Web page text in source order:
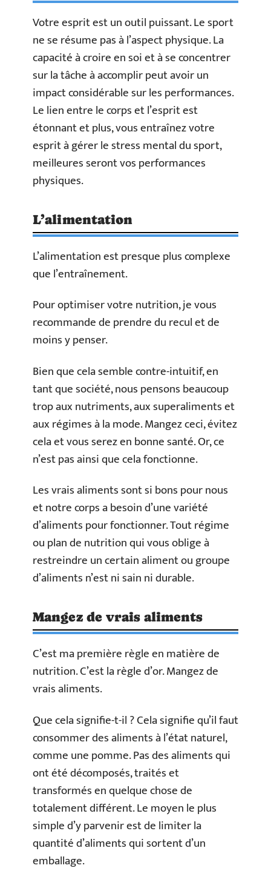
Votre esprit est un outil puissant. Le sport
ne se résume pas à l’aspect physique. La
capacité à croire en soi et à se concentrer
sur la tâche à accomplir peut avoir un
impact considérable sur les performances.
Le lien entre le corps et l’esprit est
étonnant et plus, vous entraînez votre
esprit à gérer le stress mental du sport,
meilleures seront vos performances
physiques.
L’alimentation
L’alimentation est presque plus complexe
que l’entraînement.
Pour optimiser votre nutrition, je vous
recommande de prendre du recul et de
moins y penser.
Bien que cela semble contre-intuitif, en
tant que société, nous pensons beaucoup
trop aux nutriments, aux superaliments et
aux régimes à la mode. Mangez ceci, évitez
cela et vous serez en bonne santé. Or, ce
n’est pas ainsi que cela fonctionne.
Les vrais aliments sont si bons pour nous
et notre corps a besoin d’une variété
d’aliments pour fonctionner. Tout régime
ou plan de nutrition qui vous oblige à
restreindre un certain aliment ou groupe
d’aliments n’est ni sain ni durable.
Mangez de vrais aliments
C’est ma première règle en matière de
nutrition. C’est la règle d’or. Mangez de
vrais aliments.
Que cela signifie-t-il ? Cela signifie qu’il faut
consommer des aliments à l’état naturel,
comme une pomme. Pas des aliments qui
ont été décomposés, traités et
transformés en quelque chose de
totalement différent. Le moyen le plus
simple d’y parvenir est de limiter la
quantité d’aliments qui sortent d’un
emballage.